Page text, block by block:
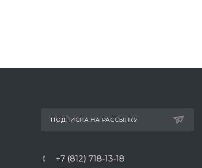
ПОДПИСКА НА РАССЫЛКУ
+7 (812) 718-13-18